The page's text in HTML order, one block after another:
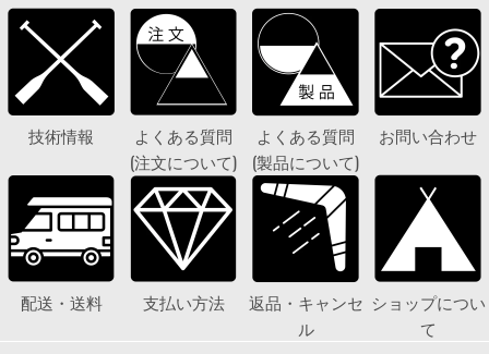
技術情報
よくある質問
(注文について)
よくある質問
(製品について)
お問い合わせ
配送・送料 支払い方法
返品・キャンセ
ル
ショップについ
て